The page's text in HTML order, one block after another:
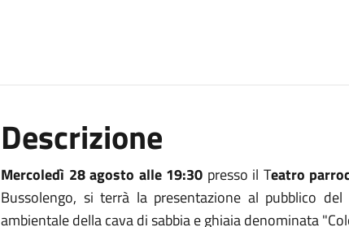
Descrizione
Mercoledì 28 agosto alle 19:30 presso il Teatro
Bussolengo, si terrà la presentazione al pubblico
ambientale della cava di sabbia e ghiaia denominata